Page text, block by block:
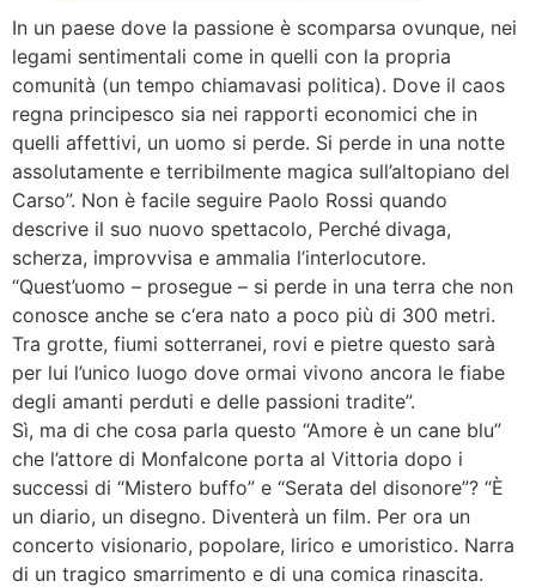
In un paese dove la passione è scomparsa ovunque, nei
legami sentimentali come in quelli con la propria
comunità (un tempo chiamavasi politica). Dove il caos
regna principesco sia nei rapporti economici che in
quelli affettivi, un uomo si perde. Si perde in una notte
assolutamente e terribilmente magica sull’altopiano del
Carso”. Non è facile seguire Paolo Rossi quando
descrive il suo nuovo spettacolo, Perché divaga,
scherza, improvvisa e ammalia l’interlocutore.
“Quest’uomo – prosegue – si perde in una terra che non
conosce anche se c‘era nato a poco più di 300 metri.
Tra grotte, fiumi sotterranei, rovi e pietre questo sarà
per lui l’unico luogo dove ormai vivono ancora le fiabe
degli amanti perduti e delle passioni tradite”.
Sì, ma di che cosa parla questo “Amore è un cane blu”
che l’attore di Monfalcone porta al Vittoria dopo i
successi di “Mistero buffo” e “Serata del disonore”? “È
un diario, un disegno. Diventerà un film. Per ora un
concerto visionario, popolare, lirico e umoristico. Narra
di un tragico smarrimento e di una comica rinascita.